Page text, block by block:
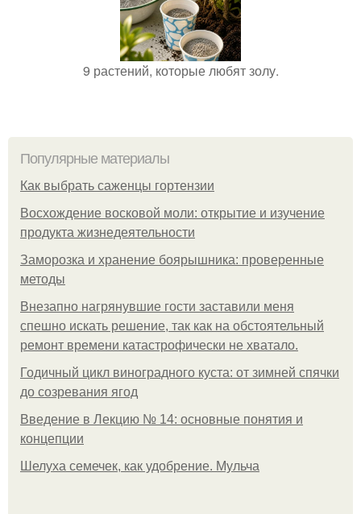
9 растений, которые любят золу.
Популярные материалы
Как выбрать саженцы гортензии
Восхождение восковой моли: открытие и изучение
продукта жизнедеятельности
Заморозка и хранение боярышника: проверенные
методы
Внезапно нагрянувшие гости заставили меня
спешно искать решение, так как на обстоятельный
ремонт времени катастрофически не хватало.
Годичный цикл виноградного куста: от зимней спячки
до созревания ягод
Введение в Лекцию № 14: основные понятия и
концепции
Шелуха семечек, как удобрение. Мульча